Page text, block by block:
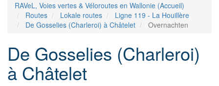
RAVeL, Voies vertes & Véloroutes en Wallonie (Accueil)
Routes
Lokale routes
Ligne 119 - La Houillère
De Gosselies (Charleroi) à Châtelet
Overnachten
De Gosselies (Charleroi)
à Châtelet